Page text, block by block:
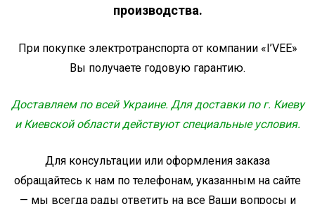
производства.
При покупке электротранспорта от компании «I’VEE»
Вы получаете годовую гарантию.
Доставляем по всей Украине. Для доставки по г. Киеву
и Киевской области действуют специальные условия.
Для консультации или оформления заказа
обращайтесь к нам по телефонам, указанным на сайте
— мы всегда рады ответить на все Ваши вопросы и